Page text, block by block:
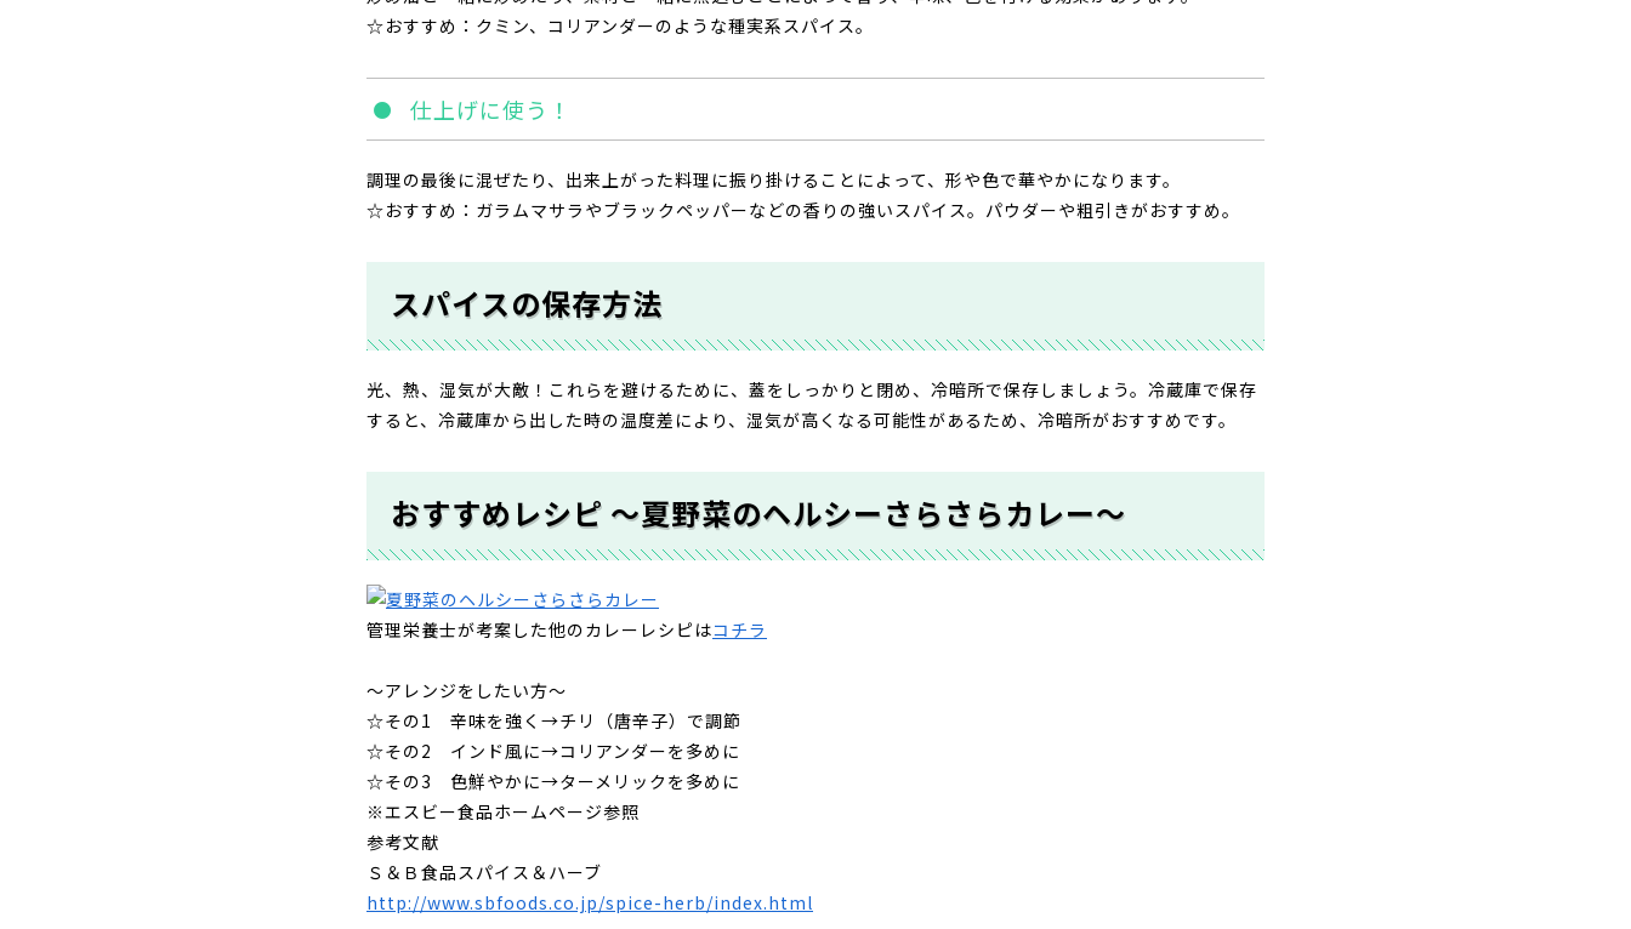
☆おすすめ：クミン、コリアンダーのような種実系スパイス。
仕上げに使う！
調理の最後に混ぜたり、出来上がった料理に振り掛けることによって、形や色で華やかになります。
☆おすすめ：ガラムマサラやブラックペッパーなどの香りの強いスパイス。パウダーや粗引きがおすすめ。
スパイスの保存方法
光、熱、湿気が大敵！これらを避けるために、蓋をしっかりと閉め、冷暗所で保存しましょう。冷蔵庫で保存
すると、冷蔵庫から出した時の温度差により、湿気が高くなる可能性があるため、冷暗所がおすすめです。
おすすめレシピ ～夏野菜のヘルシーさらさらカレー～
管理栄養士が考案した他のカレーレシピはコチラ
～アレンジをしたい方～
☆その1 辛味を強く→チリ（唐辛子）で調節
☆その2 インド風に→コリアンダーを多めに
☆その3 色鮮やかに→ターメリックを多めに
※エスビー食品ホームページ参照
参考文献
Ｓ＆Ｂ食品スパイス＆ハーブ
http://www.sbfoods.co.jp/spice-herb/index.html